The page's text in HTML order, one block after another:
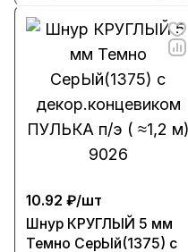
10.92 ₽/шт
Шнур КРУГЛЫЙ 5 мм
Темно СерЫй(1375) с